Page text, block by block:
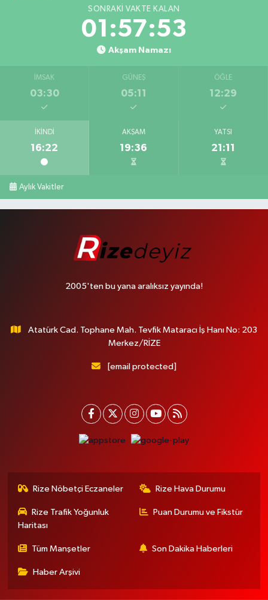
SONRAKI VAKTE KALAN
01:57:52
Akşam Namazı
İMSAK
03:30
GÜNEŞ
05:11
ÖĞLE
12:29
İKINDI
16:22
AKŞAM
19:36
YATSI
21:11
Aylık Vakitler
2005'ten bu yana aralıksız yayında!
Atatürk Cad. Tophane Mah. Tevfik Mataracı İş Hanı No: 203
Merkez/RİZE
[email protected]
Rize Nöbetçi Eczaneler Rize Hava Durumu
Rize Trafik Yoğunluk
Haritası
Puan Durumu ve Fikstür
Tüm Manşetler Son Dakika Haberleri
Haber Arşivi